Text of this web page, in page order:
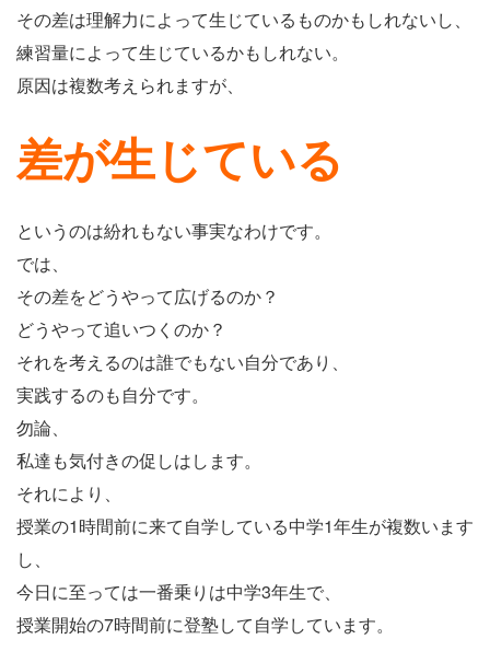
その差は理解力によって生じているものかもしれないし、
練習量によって生じているかもしれない。
原因は複数考えられますが、
差が生じている
というのは紛れもない事実なわけです。
では、
その差をどうやって広げるのか？
どうやって追いつくのか？
それを考えるのは誰でもない自分であり、
実践するのも自分です。
勿論、
私達も気付きの促しはします。
それにより、
授業の1時間前に来て自学している中学1年生が複数います
し、
今日に至っては一番乗りは中学3年生で、
授業開始の7時間前に登塾して自学しています。